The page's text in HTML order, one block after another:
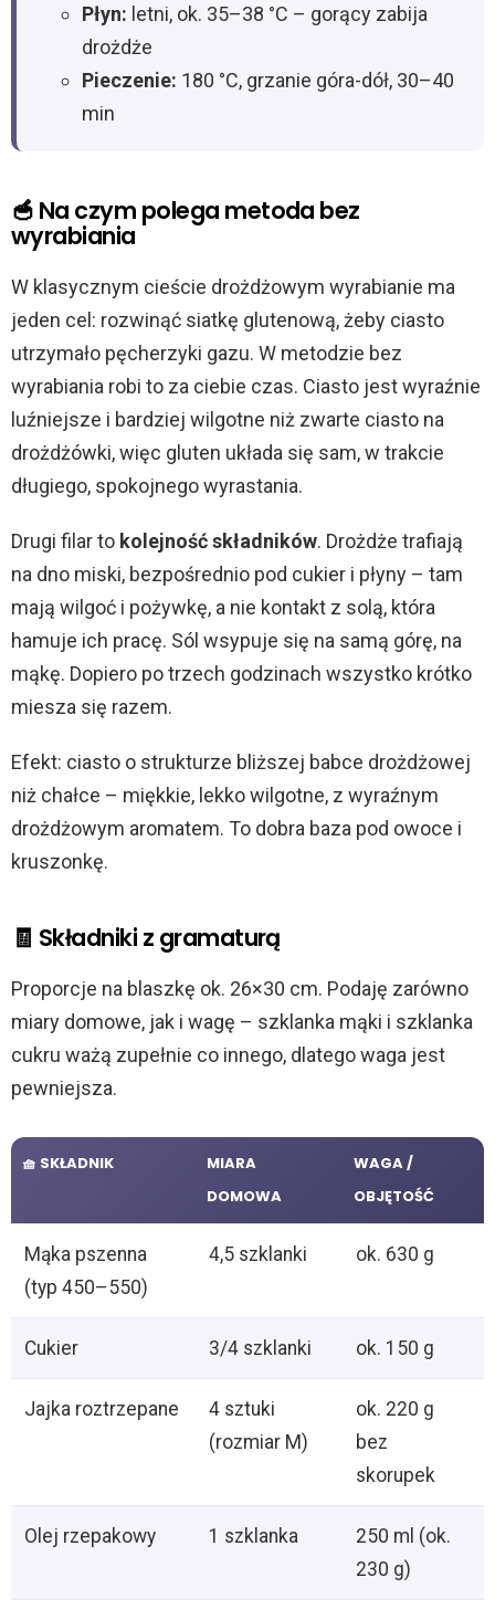
Płyn: letni, ok. 35–38 °C – gorący zabija
drożdże
Pieczenie: 180 °C, grzanie góra-dół, 30–40
min
🥣 Na czym polega metoda bez
wyrabiania
W klasycznym cieście drożdżowym wyrabianie ma
jeden cel: rozwinąć siatkę glutenową, żeby ciasto
utrzymało pęcherzyki gazu. W metodzie bez
wyrabiania robi to za ciebie czas. Ciasto jest wyraźnie
luźniejsze i bardziej wilgotne niż zwarte ciasto na
drożdżówki, więc gluten układa się sam, w trakcie
długiego, spokojnego wyrastania.
Drugi filar to kolejność składników. Drożdże trafiają
na dno miski, bezpośrednio pod cukier i płyny – tam
mają wilgoć i pożywkę, a nie kontakt z solą, która
hamuje ich pracę. Sól wsypuje się na samą górę, na
mąkę. Dopiero po trzech godzinach wszystko krótko
miesza się razem.
Efekt: ciasto o strukturze bliższej babce drożdżowej
niż chałce – miękkie, lekko wilgotne, z wyraźnym
drożdżowym aromatem. To dobra baza pod owoce i
kruszonkę.
🧾 Składniki z gramaturą
Proporcje na blaszkę ok. 26×30 cm. Podaję zarówno
miary domowe, jak i wagę – szklanka mąki i szklanka
cukru ważą zupełnie co innego, dlatego waga jest
pewniejsza.
🧺 SKŁADNIK
MIARA
DOMOWA
WAGA /
OBJĘTOŚĆ
Mąka pszenna
(typ 450–550)
4,5 szklanki ok. 630 g
Cukier 3/4 szklanki ok. 150 g
Jajka roztrzepane
4 sztuki
(rozmiar M)
ok. 220 g
bez
skorupek
Olej rzepakowy 1 szklanka
250 ml (ok.
230 g)